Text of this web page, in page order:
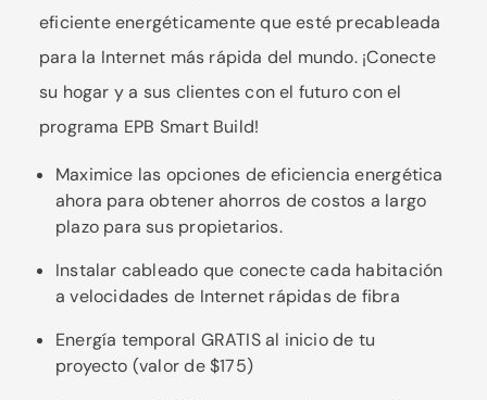
eficiente energéticamente que esté precableada
para la Internet más rápida del mundo. ¡Conecte
su hogar y a sus clientes con el futuro con el
programa EPB Smart Build!
Maximice las opciones de eficiencia energética
ahora para obtener ahorros de costos a largo
plazo para sus propietarios.
Instalar cableado que conecte cada habitación
a velocidades de Internet rápidas de fibra
Energía temporal GRATIS al inicio de tu
proyecto (valor de $175)